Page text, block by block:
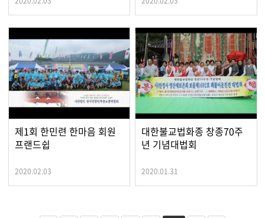
제1회 한민련 한마음 회원
프랜드쉽
2020.02.03
대한불교법화종 창종70주
년 기념대법회
2020.01.31